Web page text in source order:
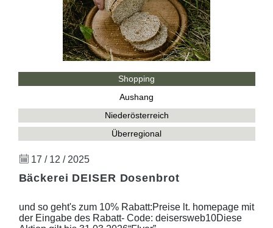
Shopping
Aushang
Niederösterreich
Überregional
17 / 12 / 2025
Bäckerei DEISER Dosenbrot
und so geht's zum 10% Rabatt:Preise lt. homepage mit
der Eingabe des Rabatt- Code: deisersweb10Diese